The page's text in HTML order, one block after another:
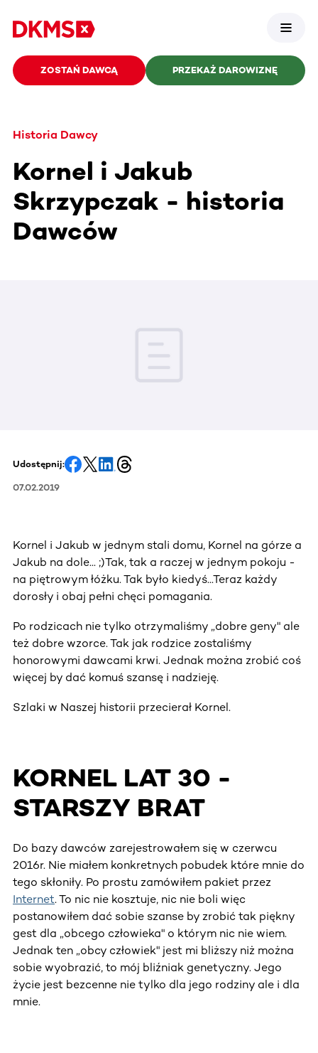
ZOSTAŃ DAWCĄ PRZEKAŻ DAROWIZNĘ
Historia Dawcy
Kornel i Jakub
Skrzypczak - historia
Dawców
Udostępnij:
07.02.2019
Kornel i Jakub w jednym stali domu, Kornel na górze a
Jakub na dole... ;)Tak, tak a raczej w jednym pokoju -
na piętrowym łóżku. Tak było kiedyś...Teraz każdy
dorosły i obaj pełni chęci pomagania.
Po rodzicach nie tylko otrzymaliśmy „dobre geny" ale
też dobre wzorce. Tak jak rodzice zostaliśmy
honorowymi dawcami krwi. Jednak można zrobić coś
więcej by dać komuś szansę i nadzieję.
Szlaki w Naszej historii przecierał Kornel.
KORNEL LAT 30 -
STARSZY BRAT
Do bazy dawców zarejestrowałem się w czerwcu
2016r. Nie miałem konkretnych pobudek które mnie do
tego skłoniły. Po prostu zamówiłem pakiet przez
Internet. To nic nie kosztuje, nic nie boli więc
postanowiłem dać sobie szanse by zrobić tak piękny
gest dla „obcego człowieka" o którym nic nie wiem.
Jednak ten „obcy człowiek" jest mi bliższy niż można
sobie wyobrazić, to mój bliźniak genetyczny. Jego
życie jest bezcenne nie tylko dla jego rodziny ale i dla
mnie.